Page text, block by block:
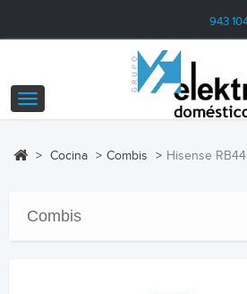
943
Navegación
Toggle
> Cocina > Combis > Hisense
Combis